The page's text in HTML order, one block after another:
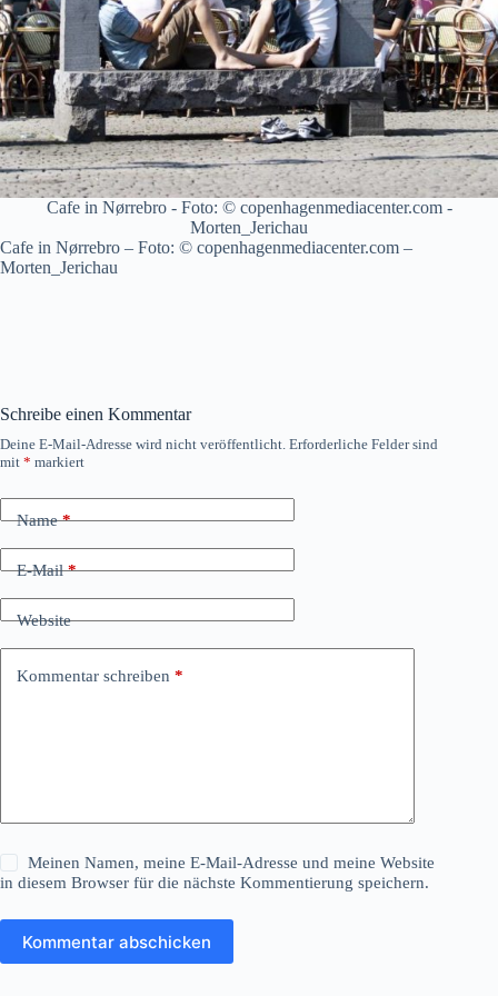
Cafe in Nørrebro - Foto: © copenhagenmediacenter.com -
Morten_Jerichau
Cafe in Nørrebro – Foto: © copenhagenmediacenter.com –
Morten_Jerichau
Schreibe einen Kommentar
Deine E-Mail-Adresse wird nicht veröffentlicht. Erforderliche Felder sind
mit * markiert
Name*
E-Mail*
Website
Kommentar schreiben *
Meinen Namen, meine E-Mail-Adresse und meine Website
in diesem Browser für die nächste Kommentierung speichern.
Kommentar abschicken